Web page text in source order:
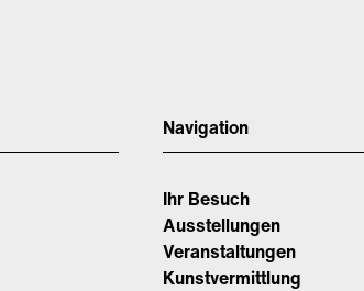
Navigation
Ihr Besuch
Ausstellungen
Veranstaltungen
Kunstvermittlung